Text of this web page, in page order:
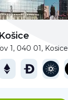
1, 040 01, Kosice